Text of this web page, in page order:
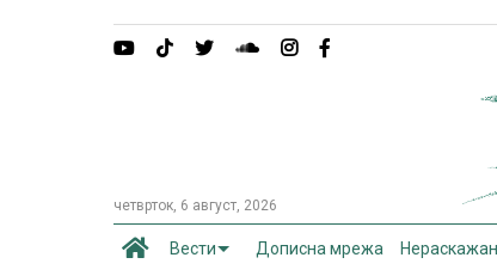
четврток, 6 август, 2026
Вести Дописна мрежа